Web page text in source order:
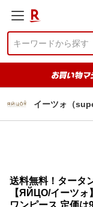
イーツォ（
送料無料！タータ
【ЯЙЦО/イーツォ
ワンピース 定価は